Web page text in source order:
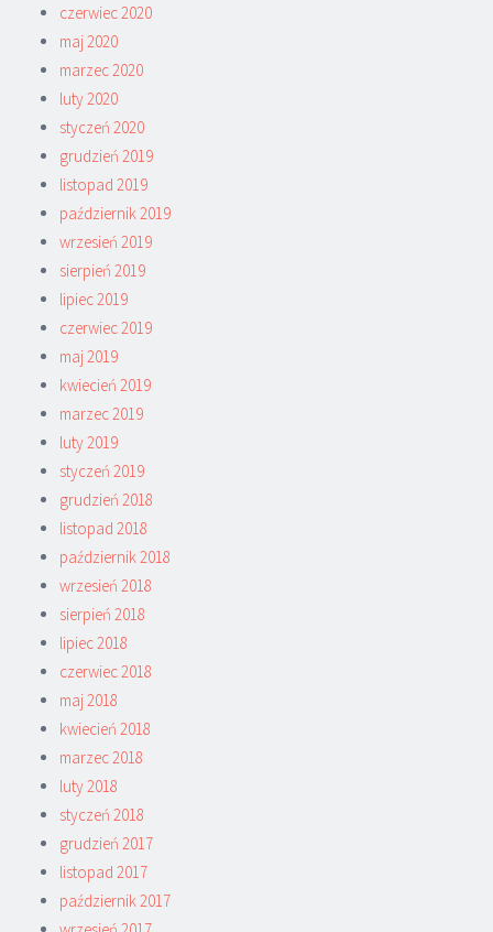
czerwiec 2020
maj 2020
marzec 2020
luty 2020
styczeń 2020
grudzień 2019
listopad 2019
październik 2019
wrzesień 2019
sierpień 2019
lipiec 2019
czerwiec 2019
maj 2019
kwiecień 2019
marzec 2019
luty 2019
styczeń 2019
grudzień 2018
listopad 2018
październik 2018
wrzesień 2018
sierpień 2018
lipiec 2018
czerwiec 2018
maj 2018
kwiecień 2018
marzec 2018
luty 2018
styczeń 2018
grudzień 2017
listopad 2017
październik 2017